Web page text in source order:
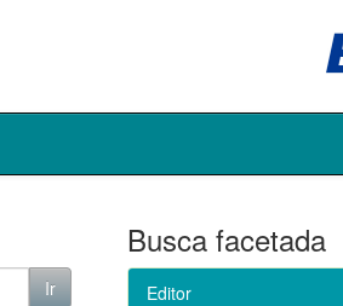
Busca facetada
Editor